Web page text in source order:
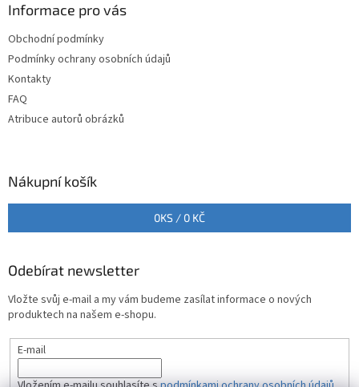
Informace pro vás
Obchodní podmínky
Podmínky ochrany osobních údajů
Kontakty
FAQ
Atribuce autorů obrázků
Nákupní košík
0KS / 0 KČ
Odebírat newsletter
Vložte svůj e-mail a my vám budeme zasílat informace o nových
produktech na našem e-shopu.
E-mail